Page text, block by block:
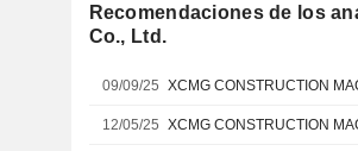
Recomendaciones de los
Co., Ltd.
09/09/25
12/05/25